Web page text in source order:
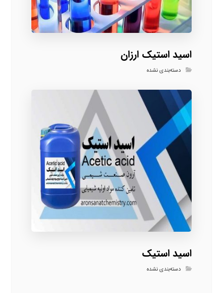
اسید استیک ارزان
دسته‌بندی نشده
اسید استیک
دسته‌بندی نشده